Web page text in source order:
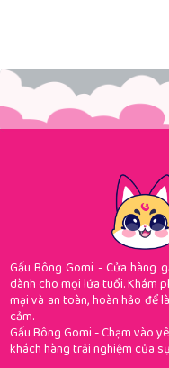
Gấu Bông Gomi - Cửa hàng
dành cho mọi lứa tuổi. Khám
mại và an toàn, hoàn hảo để
cảm.
Gấu Bông Gomi - Chạm vào
khách hàng trải nghiệm của